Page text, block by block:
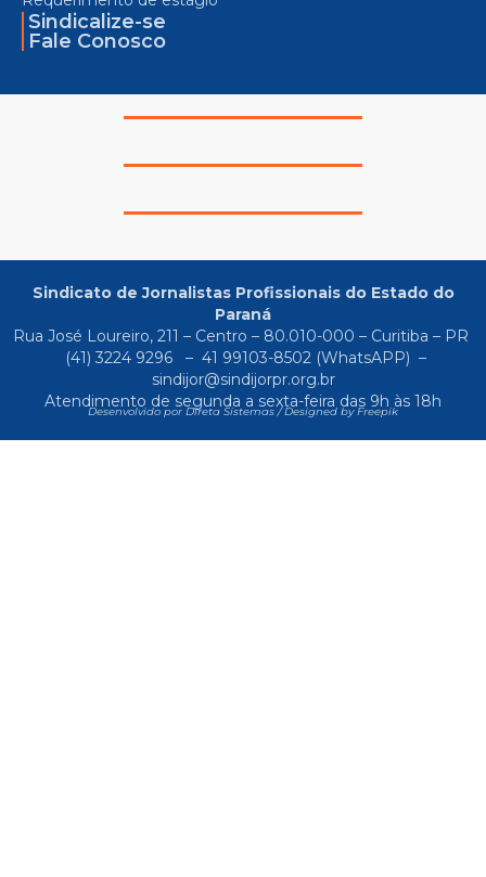
Sindicalize-se
Fale Conosco
Sindicato de Jornalistas Profissionais do Estado do
Paraná
Rua José Loureiro, 211 – Centro – 80.010-000 – Curitiba – PR
(41) 3224 9296
– 41 99103-8502(WhatsAPP) –
sindijor@sindijorpr.org.br
Atendimento de segunda a sexta-feira das 9h às 18h
Desenvolvido por Direta Sistemas /Designed by Freepik